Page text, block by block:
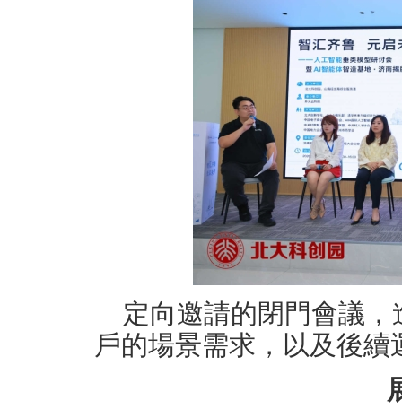
定向邀請的閉門會議
戶的場景需求，以及後